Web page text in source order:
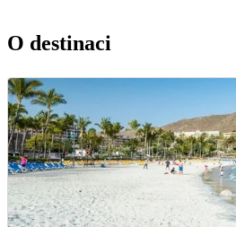
O destinaci